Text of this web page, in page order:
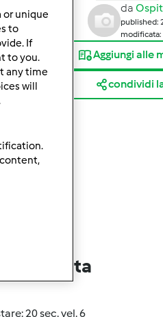
da
published:
Aggiungi alle
condividi
ricetta
20 sec. vel. 6
or unique
to
If
to you.
any time
will